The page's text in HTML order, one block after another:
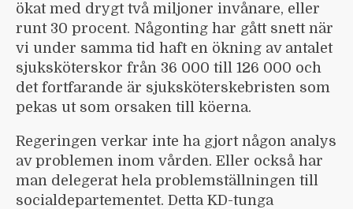
ökat med drygt två miljoner invånare, eller
runt 30 procent. Någonting har gått snett när
vi under samma tid haft en ökning av antalet
sjuksköterskor från 36 000 till 126 000 och
det fortfarande är sjuksköterske­bristen som
pekas ut som orsaken till köerna.
Regeringen verkar inte ha gjort någon analys
av problemen inom vården. Eller också har
man delegerat hela problem­ställningen till
social­departementet. Detta KD-tunga